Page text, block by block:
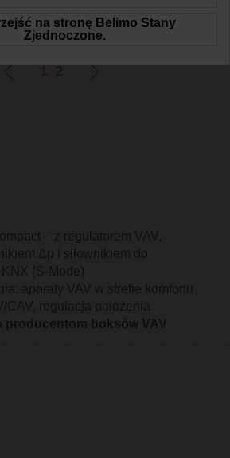
32
1 2
– z regulatorem VAV,
Δp i siłownikiem do
KNX (S-Mode)
aparaty VAV w strefie komfortu
CAV, regulacja położenia
producentom boksów VAV
na stronę Belimo Stany
Zjednoczone.